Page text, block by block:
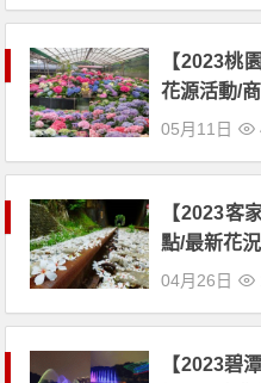
【2023桃
花源活動/
05月11日
【2023客
點/最新花
04月26日
【2023碧